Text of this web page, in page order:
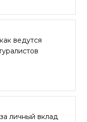
ведутся
личный вклад